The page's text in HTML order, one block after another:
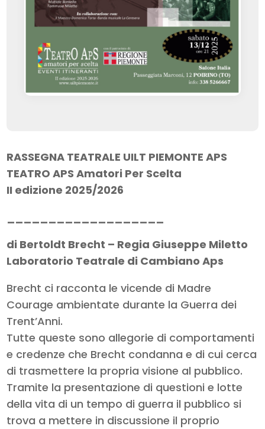
RASSEGNA TEATRALE UILT PIEMONTE APS
TEATRO APS Amatori Per Scelta
II edizione 2025/2026
di Bertoldt Brecht – Regia Giuseppe Miletto
Laboratorio Teatrale di Cambiano Aps
Brecht ci racconta le vicende di Madre
Courage ambientate durante la Guerra dei
Trent’Anni.
Tutte queste sono allegorie di comportamenti
e credenze che Brecht condanna e di cui cerca
di trasmettere la propria visione al pubblico.
Tramite la presentazione di questioni e lotte
della vita di un tempo di guerra il pubblico si
trova a mettere in discussione il proprio